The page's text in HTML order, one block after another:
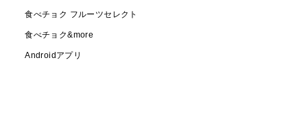
食べチョク フルーツセレクト
食べチョク&more
Androidアプリ